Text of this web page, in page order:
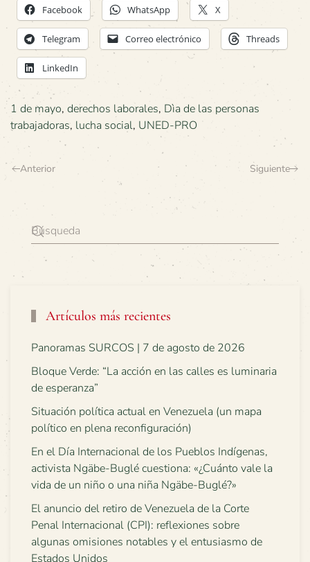
Facebook WhatsApp X
Telegram Correo electrónico Threads
LinkedIn
1 de mayo, derechos laborales, Dìa de las personas
trabajadoras, lucha social, UNED-PRO
Anterior Siguiente
Artículos más recientes
Panoramas SURCOS | 7 de agosto de 2026
Bloque Verde: “La acción en las calles es luminaria
de esperanza”
Situación política actual en Venezuela (un mapa
político en plena reconfiguración)
En el Día Internacional de los Pueblos Indígenas,
activista Ngäbe-Buglé cuestiona: «¿Cuánto vale la
vida de un niño o una niña Ngäbe-Buglé?»
El anuncio del retiro de Venezuela de la Corte
Penal Internacional (CPI): reflexiones sobre
algunas omisiones notables y el entusiasmo de
Estados Unidos